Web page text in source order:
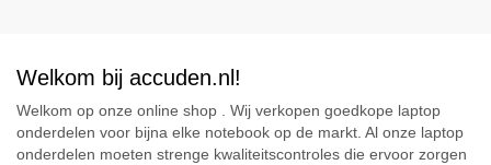
Welkom bij accuden.nl!
Welkom op onze online shop . Wij verkopen goedkope laptop
onderdelen voor bijna elke notebook op de markt. Al onze laptop
onderdelen moeten strenge kwaliteitscontroles die ervoor zorgen